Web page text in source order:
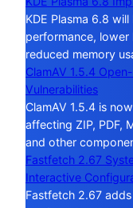
KDE Plasma 6.8
performance,
reduced memory
ClamAV 1.5.4
Vulnerabilities
ClamAV 1.5.4 is
affecting ZIP, PDF,
and other
Fastfetch 2.67
Interactive
Fastfetch 2.67